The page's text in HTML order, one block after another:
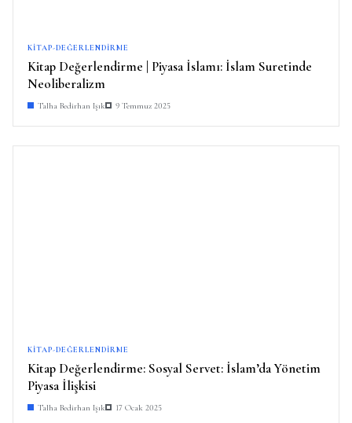
KITAP-DEĞERLENDIRME
Kitap Değerlendirme | Piyasa İslamı: İslam Suretinde
Neoliberalizm
Talha Bedirhan Işık 9 Temmuz 2025
KITAP-DEĞERLENDIRME
Kitap Değerlendirme: Sosyal Servet: İslam’da Yönetim
Piyasa İlişkisi
Talha Bedirhan Işık 17 Ocak 2025